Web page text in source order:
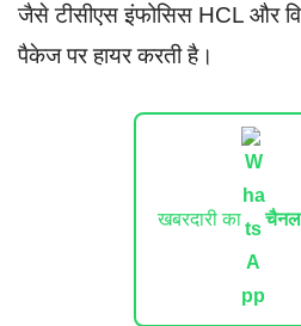
जैसे टीसीएस इंफोसिस HCL और
पैकेज पर हायर करती है।
खबरदारी का